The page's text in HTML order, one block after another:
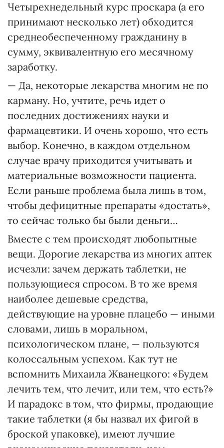
Четырехнедельный курс проскара (а его
принимают несколько лет) обходится
среднеобеспеченному гражданину в
сумму, эквивалентную его месячному
заработку.
— Да, некоторые лекарства многим не по
карману. Но, учтите, речь идет о
последних достижениях науки и
фармацевтики. И очень хорошо, что есть
выбор. Конечно, в каждом отдельном
случае врачу приходится учитывать и
материальные возможности пациента.
Если раньше проблема была лишь в том,
чтобы дефицитные препараты «достать»,
то сейчас только бы были деньги…
Вместе с тем происходят любопытные
вещи. Дорогие лекарства из многих аптек
исчезли: зачем держать таблетки, не
пользующиеся спросом. В то же время
наиболее дешевые средства,
действующие на уровне плацебо — иными
словами, лишь в моральном,
психологическом плане, — пользуются
колоссальным успехом. Как тут не
вспомнить Михаила Жванецкого: «Будем
лечить тем, что лечит, или тем, что есть?»
И парадокс в том, что фирмы, продающие
такие таблетки (я бы назвал их фигой в
броской упаковке), имеют лучшие